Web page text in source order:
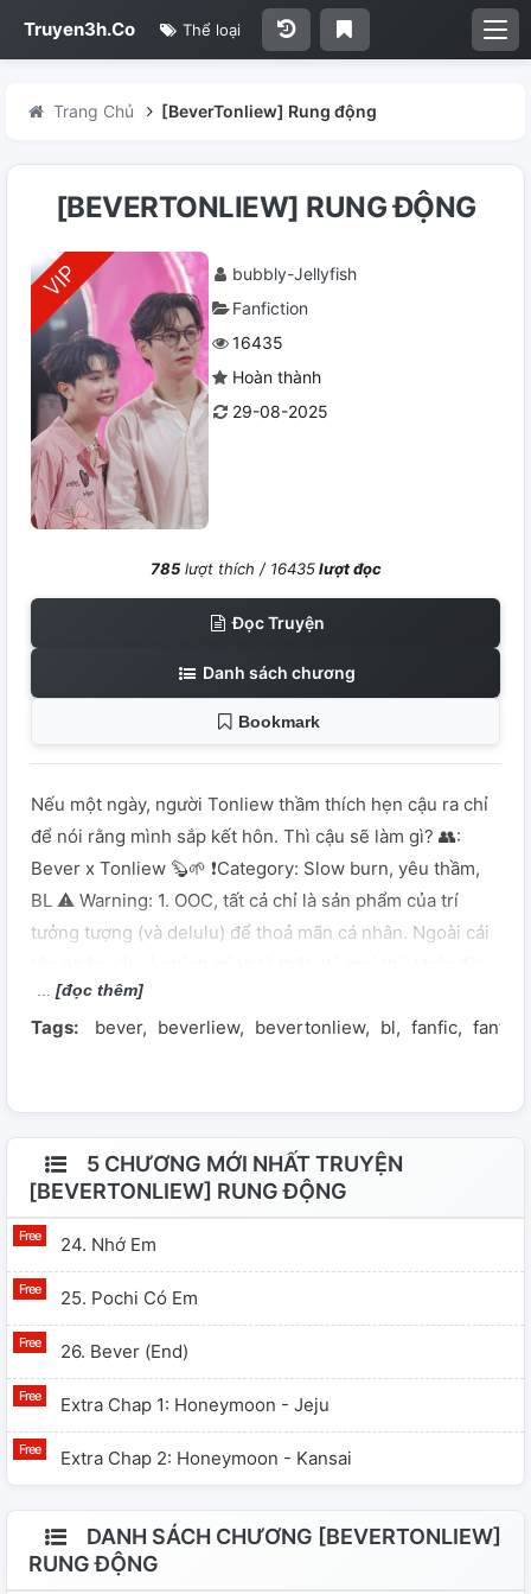
Truyen3h.Co Thể loại
Trang Chủ [BeverTonliew] Rung động
[BEVERTONLIEW] RUNG ĐỘNG
bubbly-Jellyfish
Fanfiction
16435
Hoàn thành
29-08-2025
785lượt thích / 16435lượt đọc
Đọc Truyện
Danh sách chương
Bookmark
Nếu một ngày, người Tonliew thầm thích hẹn cậu ra chỉ
để nói rằng mình sắp kết hôn. Thì cậu sẽ làm gì? 👥:
Bever x Tonliew 🦫🌱 ❗️Category: Slow burn, yêu thầm,
BL ⚠️ Warning: 1. OOC, tất cả chỉ là sản phẩm của trí
tưởng tượng (và delulu) để thoả mãn cá nhân. Ngoài cái
không có thật. 2. Truyện là thành quả của sự hợp tác
chặt chẽ giữa mình (ý tưởng, cốt truyện, tình huống) và
nha. Nếu thấy câu từ của mình giống với một tác phẩm
nào khác, đừng phốt vội, hãy báo với mình, mình sẽ ẩn
truyện ngay lập tức. 🙇‍♀️🙇‍♀️🙇‍♀️
[đọc thêm]
Tags: bever beverliew bevertonliew bl fanfic
5 CHƯƠNG MỚI NHẤT TRUYỆN
[BEVERTONLIEW] RUNG ĐỘNG
24. Nhớ Em
25. Pochi Có Em
26. Bever (End)
Extra Chap 1: Honeymoon - Jeju
Extra Chap 2: Honeymoon - Kansai
DANH SÁCH CHƯƠNG [BEVERTONLIEW]
RUNG ĐỘNG